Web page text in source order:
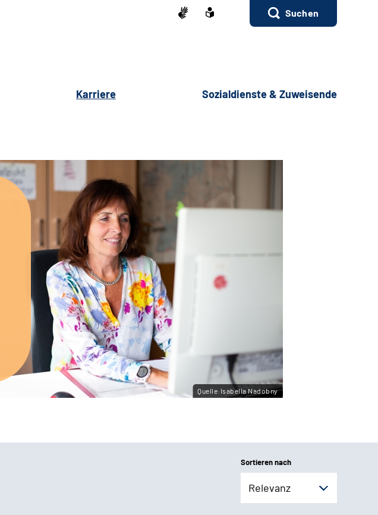
Suchen
Karriere Sozialdienste & Zuweisende
Quelle:Isabella Nadobny
Sortieren nach
Relevanz